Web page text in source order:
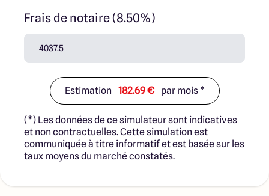
Frais de notaire (8.50%)
Estimation 182.69 € par mois *
(*) Les données de ce simulateur sont indicatives
et non contractuelles. Cette simulation est
communiquée à titre informatif et est basée sur les
taux moyens du marché constatés.